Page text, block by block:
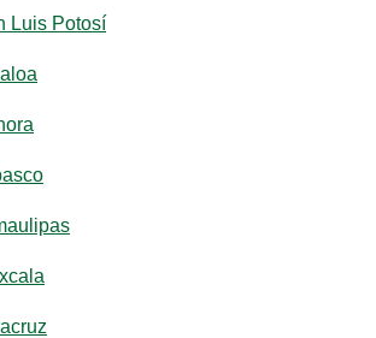
Luis Potosí